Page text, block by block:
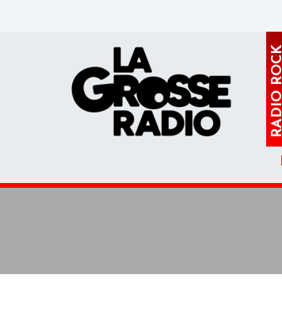
RADIO
ROCK